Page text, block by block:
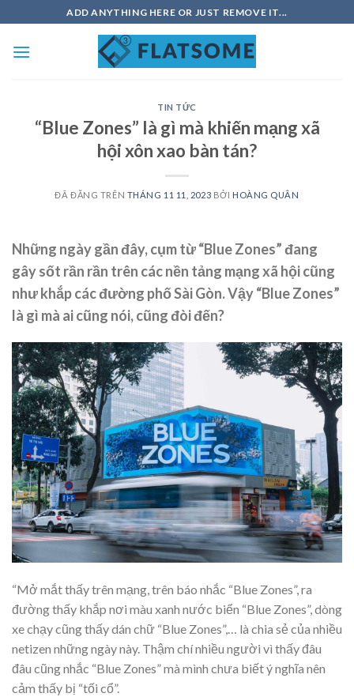
đến
nội
ADD ANYTHING HERE OR JUST REMOVE IT...
TIN TỨC
“Blue Zones” là gì mà khiến mạng xã
hội xôn xao bàn tán?
ĐÃ ĐĂNG TRÊN THÁNG 11 11, 2023 BỞI HOÀNG QUÂN
Những ngày gần đây, cụm từ “Blue Zones” đang
gây sốt rần rần trên các nền tảng mạng xã hội cũng
như khắp các đường phố Sài Gòn. Vậy “Blue Zones”
là gì mà ai cũng nói, cũng đòi đến?
“Mở mắt thấy trên mạng, trên báo nhắc “Blue Zones”, ra
đường thấy khắp nơi màu xanh nước biển “Blue Zones”, dòng
xe chạy cũng thấy dán chữ “Blue Zones”,… là chia sẻ của nhiều
netizen những ngày này. Thậm chí nhiều người vì thấy đâu
đâu cũng nhắc “Blue Zones” mà mình chưa biết ý nghĩa nên
cảm thấy bị “tối cổ”.